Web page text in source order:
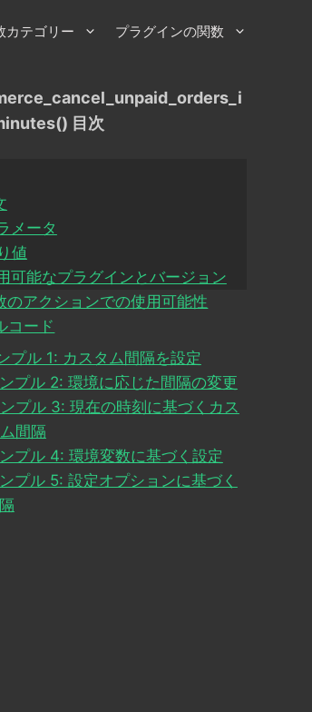
カテゴリー プラグインの関数
目次
メータ
値
可能なプラグインとバージョン
のアクションでの使用可能性
コード
プル 1: カスタム間隔を設定
プル 2: 環境に応じた間隔の変更
プル 3: 現在の時刻に基づくカス
間隔
プル 4: 環境変数に基づく設定
プル 5: 設定オプションに基づく